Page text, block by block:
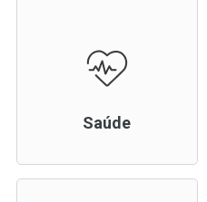
Saúde